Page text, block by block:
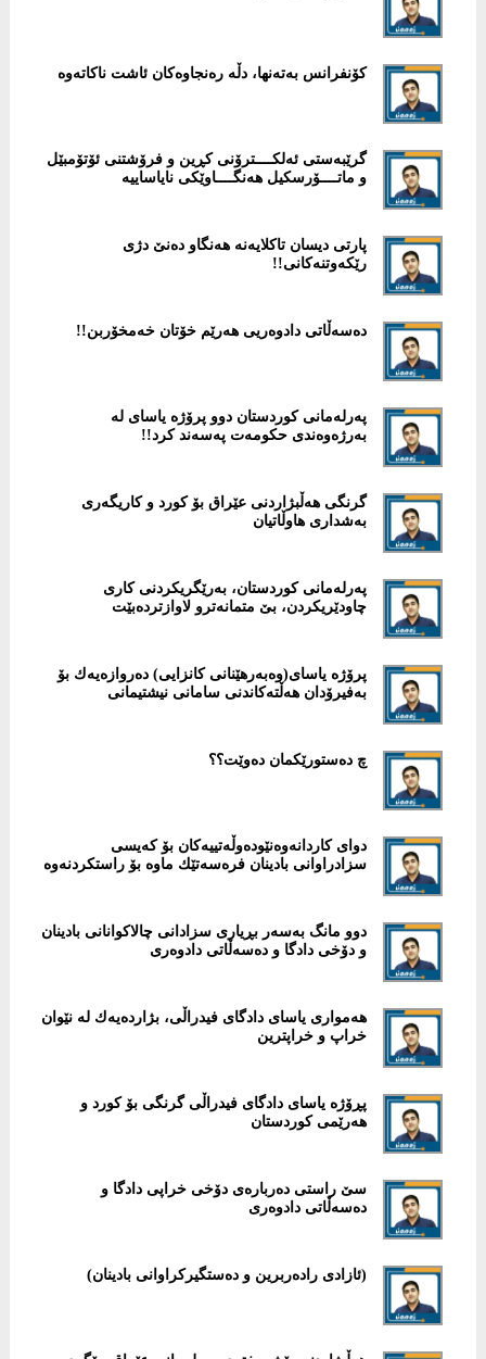
كۆنفرانس بەتەنها، دڵە رەنجاوەکان ئاشت ناکاتەوە
گرێبەستی ئەلکــــترۆنی كڕین و فرۆشتنی ئۆتۆمبێل
و ماتــــۆرسکیل هەنگــــاوێكی نایاساییە
پارتی دیسان تاكلایەنە هەنگاو دەنێ دژی
رێكەوتنەكانی!!
پەرلەمانی كوردستان دوو پرۆژە یاسای لە
بەرژەوەندی حكومەت پەسەند كرد!!
گرنگی هەڵبژاردنی عێراق بۆ كورد و كاریگەری
بەشداری هاوڵاتیان
پەرلەمانی كوردستان، بەرێگریكردنی كاری
چاودێریكردن، بێ متمانەترو لاوازتردەبێت
پرۆژە یاسای(وەبەرهێنانی كانزایی) دەروازەیەك بۆ
بەفیرۆدان هەڵتەكاندنی سامانی نیشتیمانی
چ دەستورێكمان دەوێت؟؟
دوای كاردانەوەنێودەوڵەتییەکان بۆ کەیسى
سزادراوانى بادینان فرەسەتێك ماوە بۆ راستكردنەوە
دوو مانگ بەسەر بڕیاری سزادانی چالاكوانانی بادینان
و دۆخی دادگا و دەسەڵاتی دادوەری
هەمواری یاسای دادگای فیدراڵی، بژاردەیەك لە نێوان
خراپ و خراپترین
پڕۆژە یاسای دادگای فیدراڵی گرنگی بۆ كورد و
هەرێمی كوردستان
سێ راستی دەربارەی دۆخی خراپی دادگا و
دەسەڵاتی دادوەری